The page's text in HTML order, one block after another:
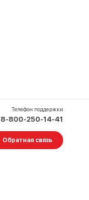
Телефон поддержки
8-800-250-14-41
Обратная связь